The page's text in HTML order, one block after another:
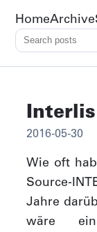
HomeArchive
2016-05-30
Wie oft
Source-
Jahre
wäre